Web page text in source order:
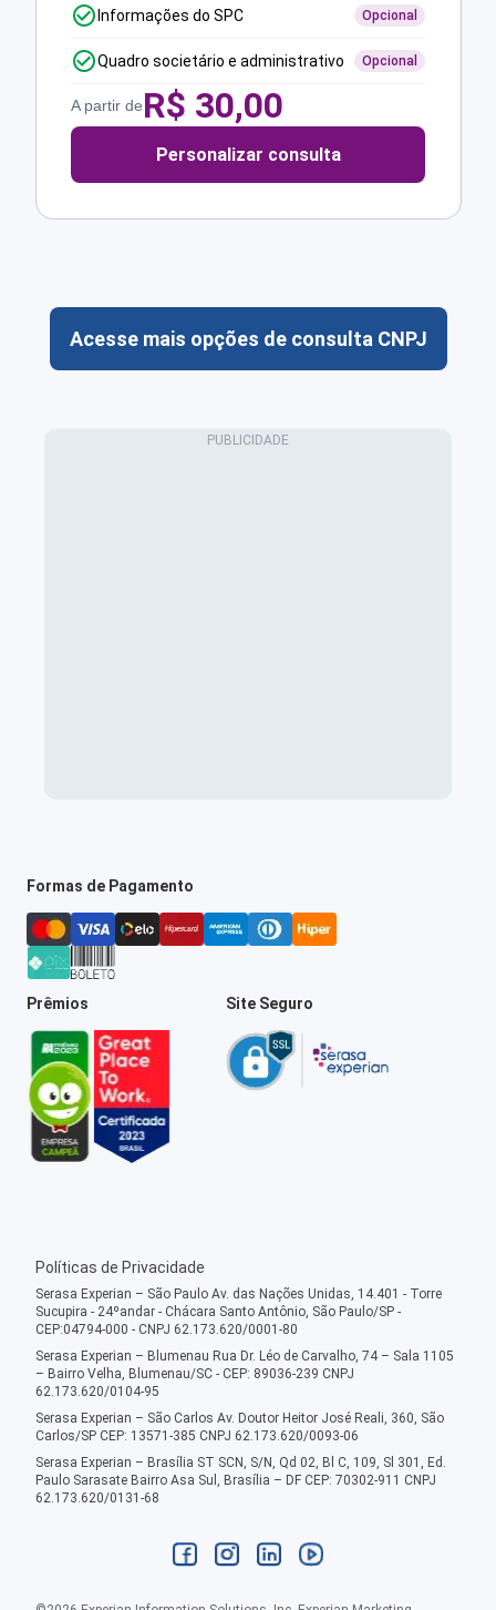
Informações do SPC Opcional
Quadro societário e administrativo Opcional
A partir deR$ 30,00
Personalizar consulta
Acesse mais opções de consulta CNPJ
Formas de Pagamento
Prêmios Site Seguro
Políticas de Privacidade
Serasa Experian – São Paulo Av. das Nações Unidas, 14.401 - Torre
Sucupira - 24ºandar - Chácara Santo Antônio, São Paulo/SP -
CEP:04794-000 - CNPJ 62.173.620/0001-80
Serasa Experian – Blumenau Rua Dr. Léo de Carvalho, 74 – Sala 1105
– Bairro Velha, Blumenau/SC - CEP: 89036-239 CNPJ
62.173.620/0104-95
Serasa Experian – São Carlos Av. Doutor Heitor José Reali, 360, São
Carlos/SP CEP: 13571-385 CNPJ 62.173.620/0093-06
Serasa Experian – Brasília ST SCN, S/N, Qd 02, Bl C, 109, Sl 301, Ed.
Paulo Sarasate Bairro Asa Sul, Brasília – DF CEP: 70302-911 CNPJ
62.173.620/0131-68